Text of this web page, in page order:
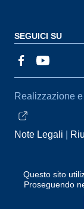
Questo sito
Proseguendo
SEGUICI SU
Realizzazione
Note Legali
Segnalazioni
Accessibilità